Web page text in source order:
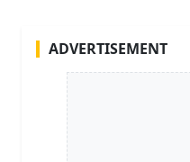
ADVERTISEMENT